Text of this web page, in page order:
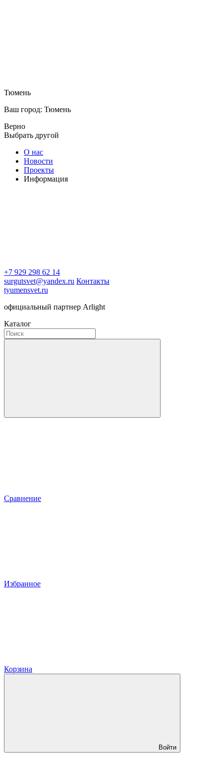
Тюмень
Ваш город: Тюмень
Верно
Выбрать другой
О нас
Новости
Проекты
Информация
+7 929 298 62 14
surgutsvet@yandex.ru Контакты
tyumensvet.ru
официальный партнер Arlight
Каталог
Сравнение
Избранное
Корзина
Войти